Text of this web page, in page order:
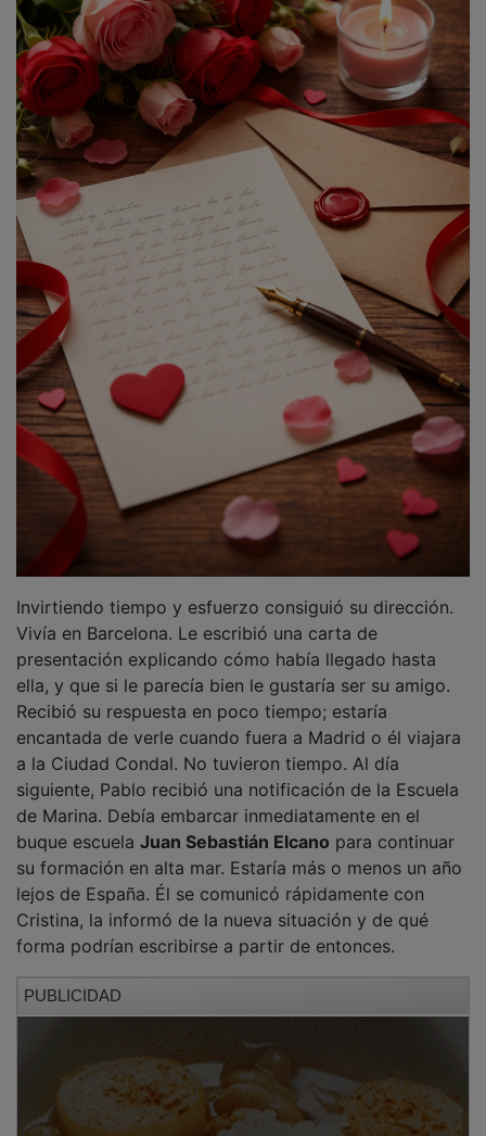
Vivía en Barcelona. Le escribió una carta de
presentación explicando cómo había llegado hasta
ella, y que si le parecía bien le gustaría ser su amigo.
Recibió su respuesta en poco tiempo; estaría
encantada de verle cuando fuera a Madrid o él viajara
a la Ciudad Condal. No tuvieron tiempo. Al día
siguiente, Pablo recibió una notificación de la Escuela
de Marina. Debía embarcar inmediatamente en el
buque escuelaJuan Sebastián Elcanopara continuar
su formación en alta mar. Estaría más o menos un año
lejos de España. Él se comunicó rápidamente con
Cristina, la informó de la nueva situación y de qué
forma podrían escribirse a partir de entonces.